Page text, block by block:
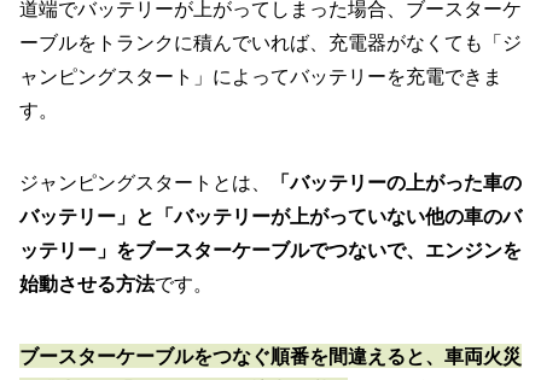
道端でバッテリーが上がってしまった場合、ブースターケ
ーブルをトランクに積んでいれば、充電器がなくても「ジ
ャンピングスタート」によってバッテリーを充電できま
す。
ジャンピングスタートとは、
「バッテリーの上がった車の
バッテリー」と「バッテリーが上がっていない他の車のバ
ッテリー」をブースターケーブルでつないで、エンジンを
始動させる方法です。
ブースターケーブルをつなぐ順番を間違えると、車両火災